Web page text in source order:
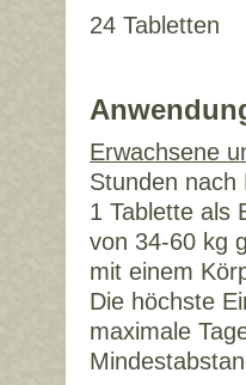
24 Tabletten
Erwachsene
Stunden nach
1 Tablette als
von 34-60 kg
mit einem
Die höchste
maximale